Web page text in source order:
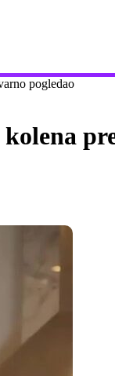
pogledao